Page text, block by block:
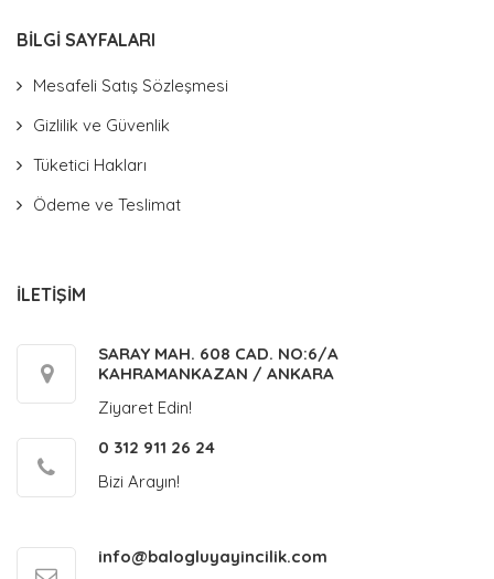
BİLGİ SAYFALARI
Mesafeli Satış Sözleşmesi
Gizlilik ve Güvenlik
Tüketici Hakları
Ödeme ve Teslimat
İLETİŞİM
SARAY MAH. 608 CAD. NO:6/A
KAHRAMANKAZAN / ANKARA
Ziyaret Edin!
0 312 911 26 24
Bizi Arayın!
info@balogluyayincilik.com